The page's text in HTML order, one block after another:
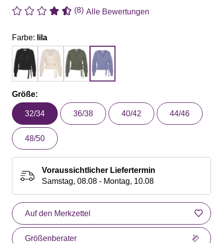
(8) Alle Bewertungen
Farbe: lila
Größe:
32/34 36/38 40/42 44/46
48/50
Voraussichtlicher Liefertermin
Samstag, 08.08 - Montag, 10.08
Auf den Merkzettel
Größenberater